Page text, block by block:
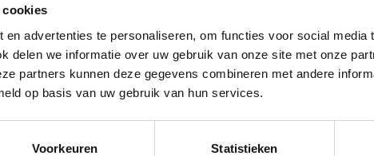
cookies
advertenties te personaliseren, om functies voor social media
delen we informatie over uw gebruik van onze site met onze
partners kunnen deze gegevens combineren met andere
op basis van uw gebruik van hun services.
Voorkeuren Statistieken
je op het gratis Human
Magazine!